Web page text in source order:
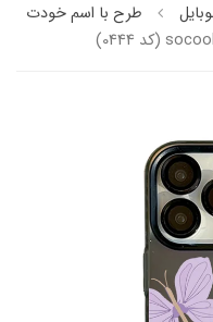
طرح با اسم خودت